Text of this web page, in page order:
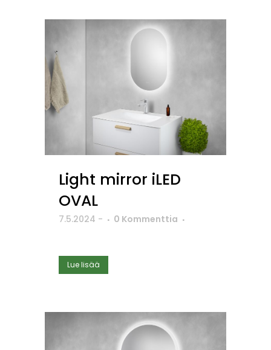
Light mirror iLED
OVAL
7.5.2024 - 0 Kommenttia
Lue lisää